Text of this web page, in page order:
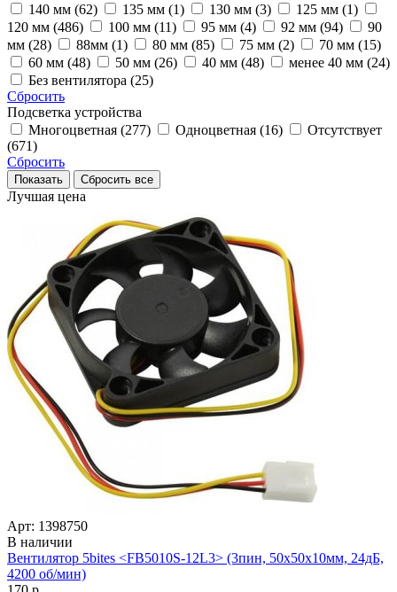
140 мм (62)
135 мм (1) 130 мм (3)
125 мм (1)
120 мм (486)
100 мм (11) 95 мм (4) 92 мм (94)
90
мм (28)
88мм (1) 80 мм (85) 75 мм (2)
70 мм (15)
60 мм (48)
50 мм (26) 40 мм (48)
менее 40 мм (24)
Без вентилятора (25)
Сбросить
Подсветка устройства
Многоцветная (277)
Одноцветная (16)
Отсутствует
(671)
Сбросить
Лучшая цена
Арт: 1398750
В наличии
Вентилятор 5bites <FB5010S-12L3> (3пин, 50x50x10мм, 24дБ,
4200 об/­мин)